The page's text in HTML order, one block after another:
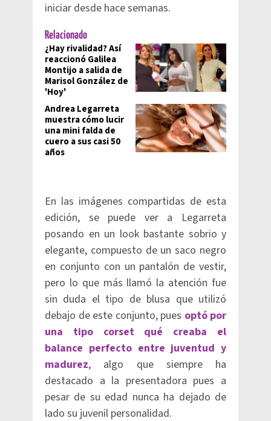
iniciar desde hace semanas.
Relacionado
¿Hay rivalidad? Así
reaccionó Galilea
Montijo a salida de
Marisol González de
'Hoy'
Andrea Legarreta
muestra cómo lucir
una mini falda de
cuero a sus casi 50
años
En las imágenes compartidas de esta
edición, se puede ver a Legarreta
posando en un look bastante sobrio y
elegante, compuesto de un saco negro
en conjunto con un pantalón de vestir,
pero lo que más llamó la atención fue
sin duda el tipo de blusa que utilizó
debajo de este conjunto, pues optó por
una tipo corset qué creaba el
balance perfecto entre juventud y
madurez, algo que siempre ha
destacado a la presentadora pues a
pesar de su edad nunca ha dejado de
lado su juvenil personalidad.